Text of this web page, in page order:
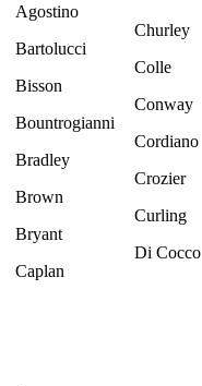
Agostino
Bartolucci
Bisson
Bountrogianni
Bradley
Brown
Bryant
Caplan
Churley
Colle
Conway
Cordiano
Crozier
Curling
Di Cocco